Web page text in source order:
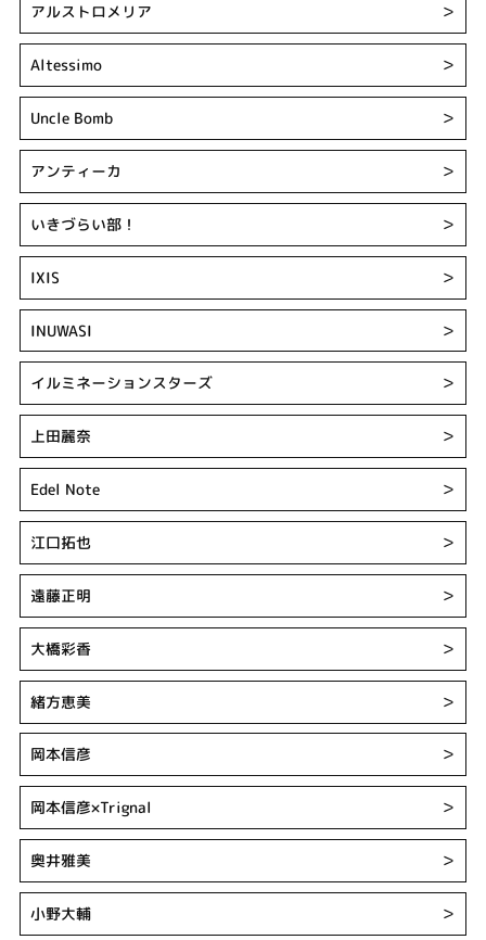
アルストロメリア ＞
Altessimo ＞
Uncle Bomb ＞
アンティーカ ＞
いきづらい部！ ＞
IXIS ＞
INUWASI ＞
イルミネーションスターズ ＞
上田麗奈 ＞
Edel Note ＞
江口拓也 ＞
遠藤正明 ＞
大橋彩香 ＞
緒方恵美 ＞
岡本信彦 ＞
岡本信彦×Trignal ＞
奥井雅美 ＞
小野大輔 ＞